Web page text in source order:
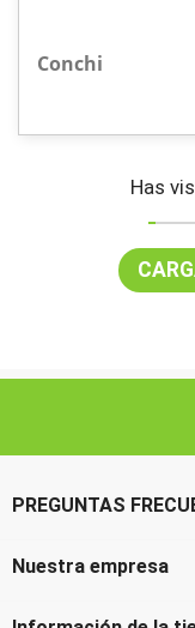
Conchi
Has
PREGUNTAS
Nuestra empresa